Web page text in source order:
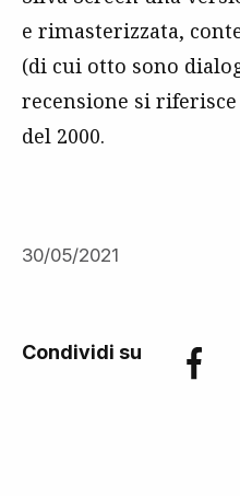
e rimasterizzata,
(di cui otto sono
recensione si
del 2000.
30/05/2021
Condividi su